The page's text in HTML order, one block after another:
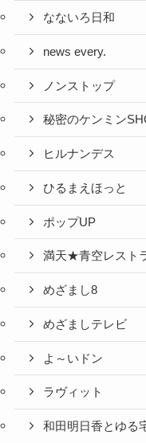
なないろ日和
news every.
ノンストップ
秘密のケンミン
ヒルナンデス
ひるまえほっと
ポップUP
満天★青空レスト
めざまし8
めざましテレビ
よ～いドン
ラヴィット
和田明日香とゆる